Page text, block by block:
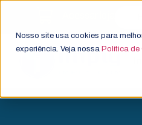
Nosso site usa cookies para
experiência. Veja nossa Política de